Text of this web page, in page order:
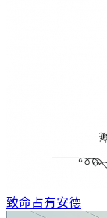
致命占有安德